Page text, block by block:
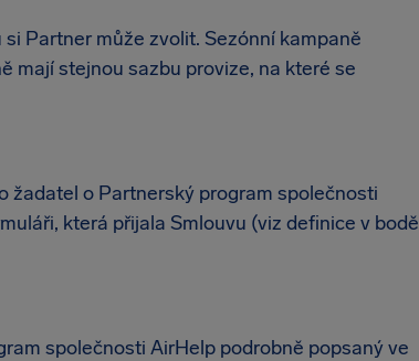
Partner může zvolit. Sezónní kampaně
mají stejnou sazbu provize, na které se
žadatel o Partnerský program společnosti
která přijala Smlouvu (viz definice v bodě
společnosti AirHelp podrobně popsaný ve